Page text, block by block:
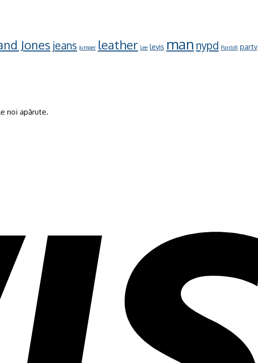
Jones jeans Jumper leather Lee levis man nypd Pantofi party
noi apărute.